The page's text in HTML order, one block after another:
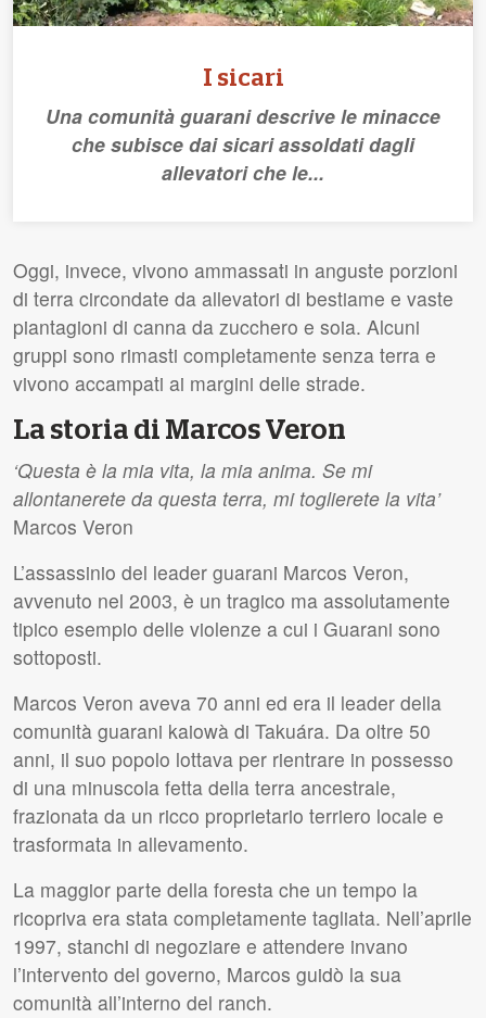
I sicari
Una comunità guarani descrive le minacce
che subisce dai sicari assoldati dagli
allevatori che le...
Oggi, invece, vivono ammassati in anguste porzioni
di terra circondate da allevatori di bestiame e vaste
piantagioni di canna da zucchero e soia. Alcuni
gruppi sono rimasti completamente senza terra e
vivono accampati ai margini delle strade.
La storia di Marcos Veron
‘Questa è la mia vita, la mia anima. Se mi
allontanerete da questa terra, mi toglierete la vita’
Marcos Veron
L’assassinio del leader guarani Marcos Veron,
avvenuto nel 2003, è un tragico ma assolutamente
tipico esempio delle violenze a cui i Guarani sono
sottoposti.
Marcos Veron aveva 70 anni ed era il leader della
comunità guarani kaiowà di Takuára. Da oltre 50
anni, il suo popolo lottava per rientrare in possesso
di una minuscola fetta della terra ancestrale,
frazionata da un ricco proprietario terriero locale e
trasformata in allevamento.
La maggior parte della foresta che un tempo la
ricopriva era stata completamente tagliata. Nell’aprile
1997, stanchi di negoziare e attendere invano
l’intervento del governo, Marcos guidò la sua
comunità all’interno del ranch.